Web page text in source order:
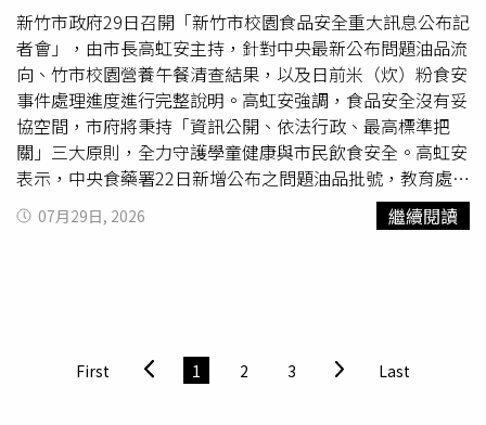
新竹市政府29日召開「新竹市校園食品安全重大訊息公布記
者會」，由市長高虹安主持，針對中央最新公布問題油品流
向、竹市校園營養午餐清查結果，以及日前米（炊）粉食安
事件處理進度進行完整說明。高虹安強調，食品安全沒有妥
協空間，市府將秉持「資訊公開、依法行政、最高標準把
關」三大原則，全力守護學童健康與市民飲食安全。高虹安
表示，中央食藥署22日新增公布之問題油品批號，教育處接
獲通報後立即逐一比對全市校園營養午餐供餐與驗收紀錄，
確認共有16所學校、41桶問題油品於5月間流入校園並實際
採購與使用涉案品牌油品。而民進黨新竹市長候選人莊競程
指控，新竹市明好企業社生產的「農耕牌」與「風城」系列
07月29日, 2026 繼續閱讀
First 1 2 3 Last